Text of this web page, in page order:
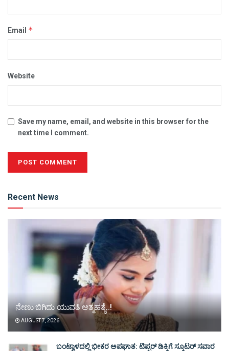
Email *
Website
Save my name, email, and website in this browser for the
next time I comment.
Recent News
ನೇಣು ಬಿಗಿದು ಯುವತಿ ಆತ್ಮಹತ್ಯೆ..!
AUGUST 7, 2026
ಬಂಟ್ವಾಳದಲ್ಲಿ ಭೀಕರ ಅಪಘಾತ: ಟಿಪ್ಪರ್ ಡಿಕ್ಕಿಗೆ ಸ್ಕೂಟರ್ ಸವಾರ